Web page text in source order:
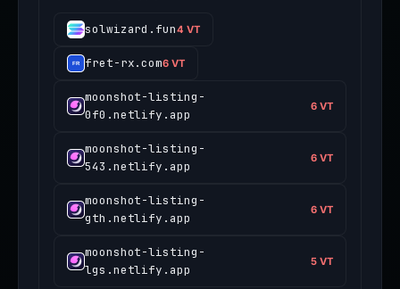
solwizard.fun4 VT
fret-rx.com6 VT
moonshot-listing-
0f0.netlify.app
6 VT
moonshot-listing-
543.netlify.app
6 VT
moonshot-listing-
gth.netlify.app
6 VT
moonshot-listing-
lgs.netlify.app
5 VT